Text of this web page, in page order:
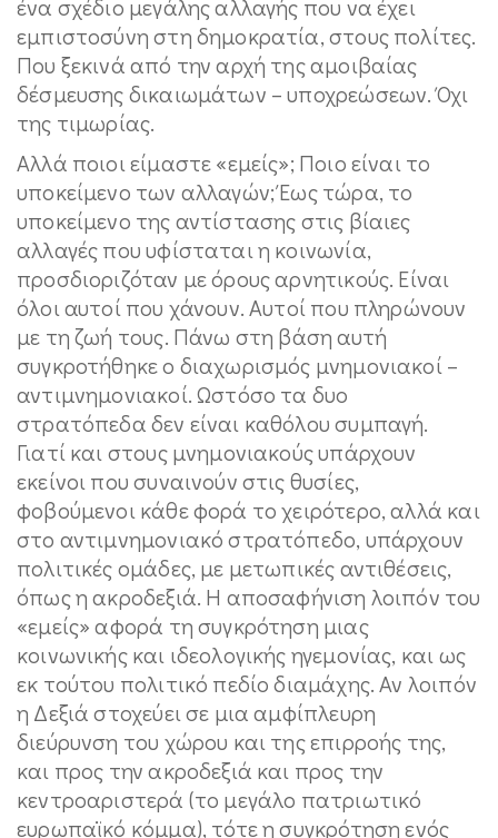
ένα σχέδιο μεγάλης αλλαγής που να έχει
εμπιστοσύνη στη δημοκρατία, στους πολίτες.
Που ξεκινά από την αρχή της αμοιβαίας
δέσμευσης δικαιωμάτων – υποχρεώσεων. Όχι
της τιμωρίας.
Αλλά ποιοι είμαστε «εμείς»; Ποιο είναι το
υποκείμενο των αλλαγών; Έως τώρα, το
υποκείμενο της αντίστασης στις βίαιες
αλλαγές που υφίσταται η κοινωνία,
προσδιοριζόταν με όρους αρνητικούς. Είναι
όλοι αυτοί που χάνουν. Αυτοί που πληρώνουν
με τη ζωή τους. Πάνω στη βάση αυτή
συγκροτήθηκε ο διαχωρισμός μνημονιακοί –
αντιμνημονιακοί. Ωστόσο τα δυο
στρατόπεδα δεν είναι καθόλου συμπαγή.
Γιατί και στους μνημονιακούς υπάρχουν
εκείνοι που συναινούν στις θυσίες,
φοβούμενοι κάθε φορά το χειρότερο, αλλά και
στο αντιμνημονιακό στρατόπεδο, υπάρχουν
πολιτικές ομάδες, με μετωπικές αντιθέσεις,
όπως η ακροδεξιά. Η αποσαφήνιση λοιπόν του
«εμείς» αφορά τη συγκρότηση μιας
κοινωνικής και ιδεολογικής ηγεμονίας, και ως
εκ τούτου πολιτικό πεδίο διαμάχης. Αν λοιπόν
η Δεξιά στοχεύει σε μια αμφίπλευρη
διεύρυνση του χώρου και της επιρροής της,
και προς την ακροδεξιά και προς την
κεντροαριστερά (το μεγάλο πατριωτικό
ευρωπαϊκό κόμμα), τότε η συγκρότηση ενός